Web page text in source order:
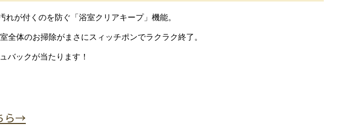
が付くのを防ぐ「浴室クリアキープ」機能。
体のお掃除がまさにスィッチポンでラクラク終了。
バックが当たります！
ら→